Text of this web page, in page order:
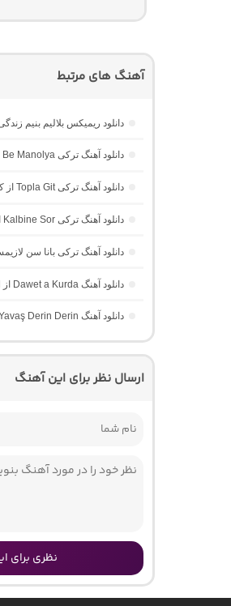
آهنگ های مرتبط
دانلود ریمیکس بلالیم بنیم
دانلود آهنگ ترکی Ah Be Manolya از بوراک بولوت
دانلود آهنگ ترکی Topla Git از کورتولوش کوش
دانلود آهنگ ترکی Kalbine Sor از Bahadır Macit و Tunahan Sakar
دانلود آهنگ ترکی بانا سن
دانلود آهنگ Dawet a Kurda از Delal “هوش مصنوعی کرد ترند اینستا”
دانلود آهنگ Yavaş Yavaş Derin Derin “هوش مصنوعی ترکی از آرش محسنی”
ارسال نظر برای این آهنگ
نظری برای